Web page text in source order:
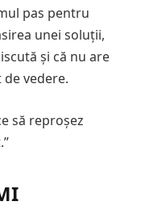
pas pentru
unei soluții,
și că nu are
vedere.
să reproșez